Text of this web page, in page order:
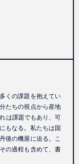
くの課題を抱えてい
たちの視点から産地
は課題でもあり、可
もなる。私たちは国
後の機屋に迫る。こ
の過程も含めて、書